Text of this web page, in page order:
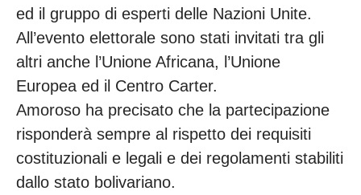
ed il gruppo di esperti delle Nazioni Unite.
All’evento elettorale sono stati invitati tra gli
altri anche l’Unione Africana, l’Unione
Europea ed il Centro Carter.
Amoroso ha precisato che la partecipazione
risponderà sempre al rispetto dei requisiti
costituzionali e legali e dei regolamenti stabiliti
dallo stato bolivariano.